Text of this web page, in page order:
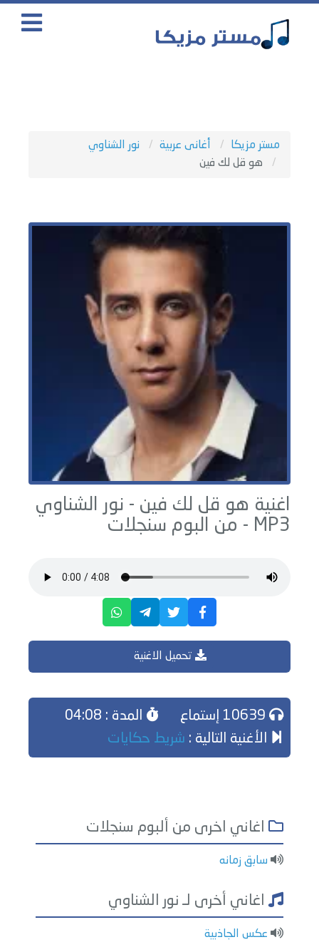
مستر مزيكا أغانى عربية
نور الشناوي
هو قل لك فين
اغنية هو قل لك فين - نور الشناوي
MP3 - من البوم
سنجلات
تحميل الاغنية
المدة : 04:08
الأغنية التالية : شريط حكايات
اغاني اخرى من ألبوم سنجلات
سابق زمانه
اغاني أخرى لـ نور الشناوي
عكس الجاذبية